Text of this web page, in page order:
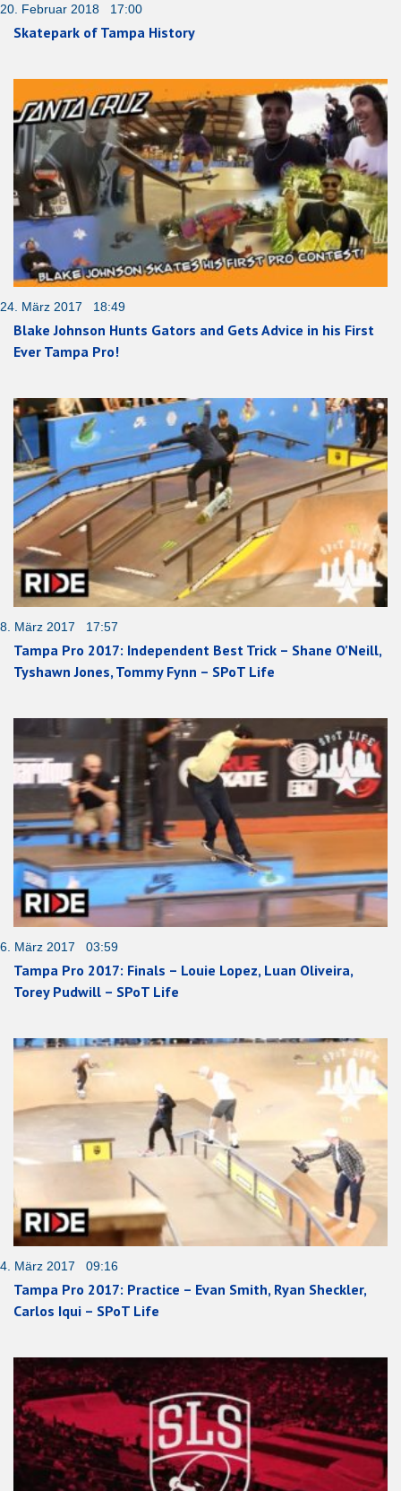
20. Februar 2018 17:00
Skatepark of Tampa History
24. März 2017 18:49
Blake Johnson Hunts Gators and Gets Advice in his First
Ever Tampa Pro!
8. März 2017 17:57
Tampa Pro 2017: Independent Best Trick – Shane O’Neill,
Tyshawn Jones, Tommy Fynn – SPoT Life
6. März 2017 03:59
Tampa Pro 2017: Finals – Louie Lopez, Luan Oliveira,
Torey Pudwill – SPoT Life
4. März 2017 09:16
Tampa Pro 2017: Practice – Evan Smith, Ryan Sheckler,
Carlos Iqui – SPoT Life